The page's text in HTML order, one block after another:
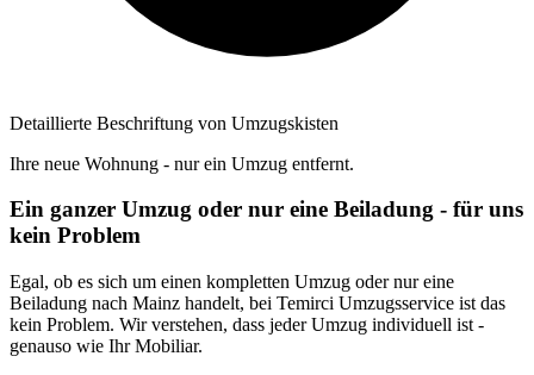
Detaillierte Beschriftung von Umzugskisten
Ihre neue Wohnung - nur ein Umzug entfernt.
Ein ganzer Umzug oder nur eine Beiladung - für uns
kein Problem
Egal, ob es sich um einen kompletten Umzug oder nur eine
Beiladung nach Mainz handelt, bei Temirci Umzugsservice ist das
kein Problem. Wir verstehen, dass jeder Umzug individuell ist -
genauso wie Ihr Mobiliar.